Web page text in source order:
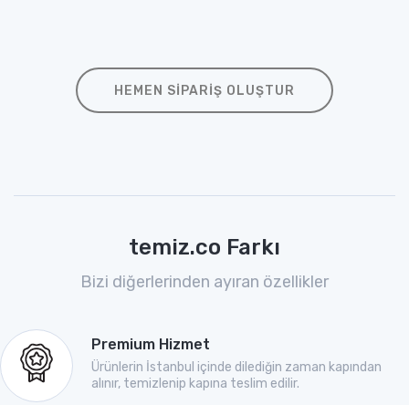
HEMEN SIPARIŞ OLUŞTUR
temiz.co Farkı
Bizi diğerlerinden ayıran özellikler
Premium Hizmet
Ürünlerin İstanbul içinde dilediğin zaman kapından
alınır, temizlenip kapına teslim edilir.